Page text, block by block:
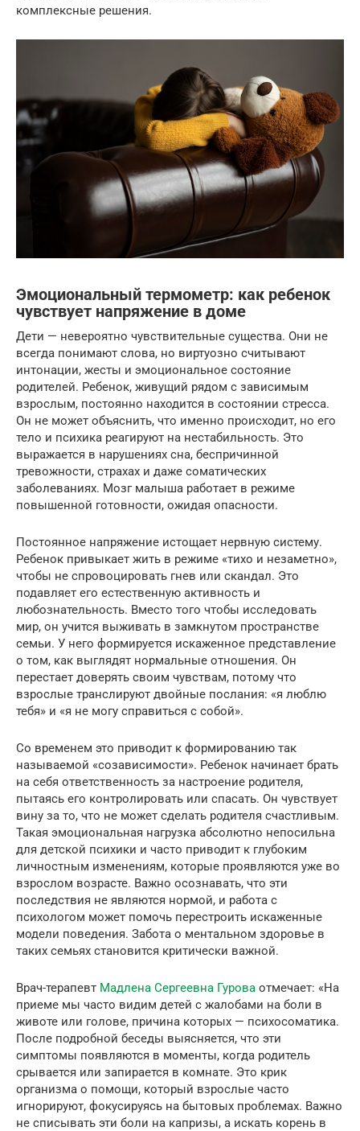
комплексные решения.
Эмоциональный термометр: как ребенок
чувствует напряжение в доме
Дети — невероятно чувствительные существа. Они не
всегда понимают слова, но виртуозно считывают
интонации, жесты и эмоциональное состояние
родителей. Ребенок, живущий рядом с зависимым
взрослым, постоянно находится в состоянии стресса.
Он не может объяснить, что именно происходит, но его
тело и психика реагируют на нестабильность. Это
выражается в нарушениях сна, беспричинной
тревожности, страхах и даже соматических
заболеваниях. Мозг малыша работает в режиме
повышенной готовности, ожидая опасности.
Постоянное напряжение истощает нервную систему.
Ребенок привыкает жить в режиме «тихо и незаметно»,
чтобы не спровоцировать гнев или скандал. Это
подавляет его естественную активность и
любознательность. Вместо того чтобы исследовать
мир, он учится выживать в замкнутом пространстве
семьи. У него формируется искаженное представление
о том, как выглядят нормальные отношения. Он
перестает доверять своим чувствам, потому что
взрослые транслируют двойные послания: «я люблю
тебя» и «я не могу справиться с собой».
Со временем это приводит к формированию так
называемой «созависимости». Ребенок начинает брать
на себя ответственность за настроение родителя,
пытаясь его контролировать или спасать. Он чувствует
вину за то, что не может сделать родителя счастливым.
Такая эмоциональная нагрузка абсолютно непосильна
для детской психики и часто приводит к глубоким
личностным изменениям, которые проявляются уже во
взрослом возрасте. Важно осознавать, что эти
последствия не являются нормой, и работа с
психологом может помочь перестроить искаженные
модели поведения. Забота о ментальном здоровье в
таких семьях становится критически важной.
Врач-терапевт Мадлена Сергеевна Гурова отмечает: «На
приеме мы часто видим детей с жалобами на боли в
животе или голове, причина которых — психосоматика.
После подробной беседы выясняется, что эти
симптомы появляются в моменты, когда родитель
срывается или запирается в комнате. Это крик
организма о помощи, который взрослые часто
игнорируют, фокусируясь на бытовых проблемах. Важно
не списывать эти боли на капризы, а искать корень в